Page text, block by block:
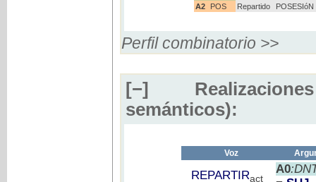
A2
POS Repartido POSESIóN
Perfil combinatorio >>
[−]
semánticos):
Voz
REPARTIRact
A0